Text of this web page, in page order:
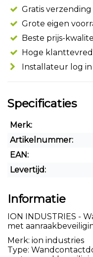
Gratis verzending
Grote eigen
Beste prijs-
Hoge
Installateur log
Specificaties
Merk:
Artikelnummer:
EAN:
Levertijd:
Informatie
ION INDUSTRIES -
met
Merk: ion industries
Type: